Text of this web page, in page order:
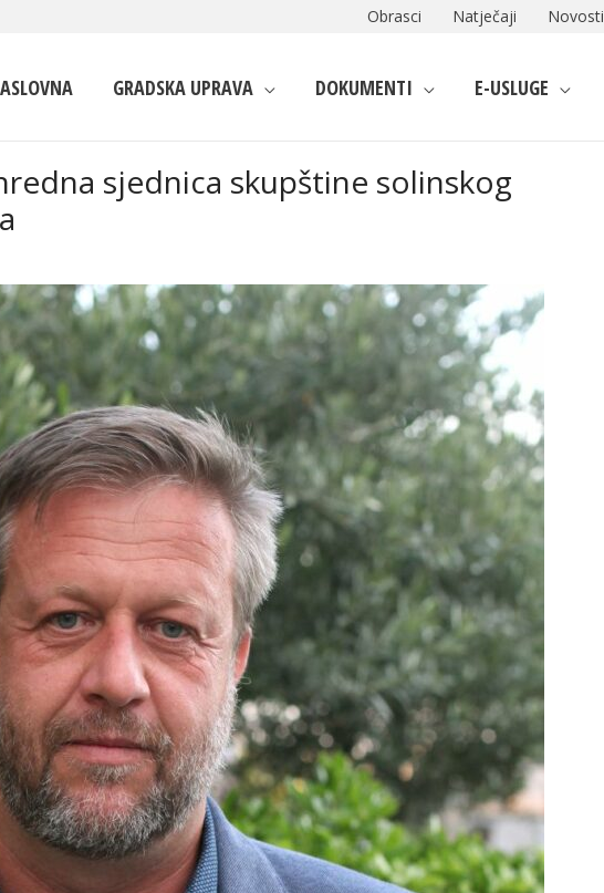
Obrasci Natječaji Novosti
GRADSKA UPRAVA DOKUMENTI E-USLUGE
sjednica skupštine solinskog